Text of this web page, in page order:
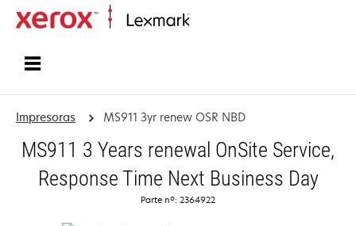
Impresoras MS911 3yr renew OSR NBD
MS911 3 Years renewal OnSite Service,
Response Time Next Business Day
Parte nº: 2364922